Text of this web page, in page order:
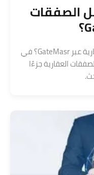
الصفقات
كيف تحصل على أفضل الصفقات العقارية عبر GateMasr؟ في
العقارية جزءًا